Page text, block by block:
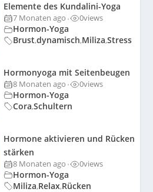
Elemente des Kundalini-Yoga
7 Monaten ago • 0views
Hormon-Yoga
Brust,dynamisch,Miliza,Stress
Hormonyoga mit Seitenbeugen
8 Monaten ago • 0views
Hormon-Yoga
Cora,Schultern
Hormone aktivieren und Rücken
stärken
8 Monaten ago • 0views
Hormon-Yoga
Miliza,Relax,Rücken